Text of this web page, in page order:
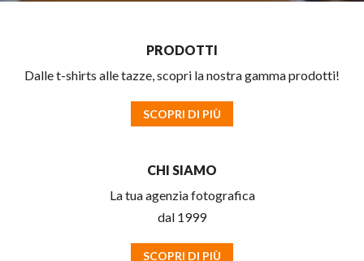
PRODOTTI
Dalle t-shirts alle tazze, scopri la nostra gamma prodotti!
SCOPRI DI PIÙ
CHI SIAMO
La tua agenzia fotografica
dal 1999
SCOPRI DI PIÙ